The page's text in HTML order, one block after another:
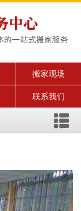
搬家现场
联系我们